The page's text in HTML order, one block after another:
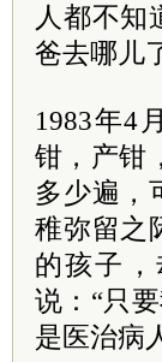
人都不知
爸去哪儿
1983年4
钳，产钳
多少遍，
稚弥留之
的孩子
说：“只
是医治病